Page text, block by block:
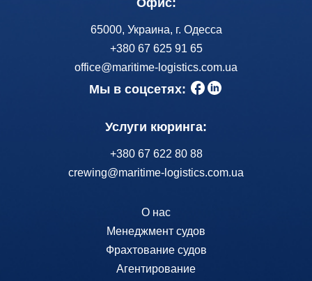
Офис:
65000, Украина, г. Одесса
+380 67 625 91 65
office@maritime-logistics.com.ua
Мы в соцсетях:
Услуги кюринга:
+380 67 622 80 88
crewing@maritime-logistics.com.ua
О нас
Менеджмент судов
Фрахтование судов
Агентирование